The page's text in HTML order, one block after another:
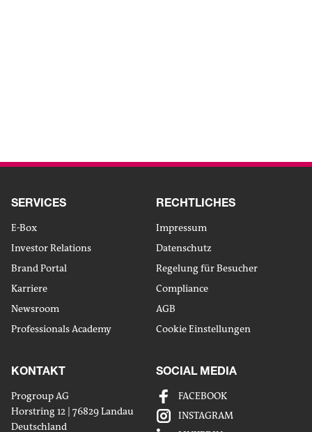
SERVICES
E-Box
Investor Relations
Brand Portal
Karriere
Newsroom
Professionals Academy
RECHTLICHES
Impressum
Datenschutz
Regelung für Besucher
Compliance
AGB
Cookie Einstellungen
KONTAKT
Progroup AG
Horstring 12 | 76829 Landau
Deutschland
SOCIAL MEDIA
FACEBOOK
INSTAGRAM